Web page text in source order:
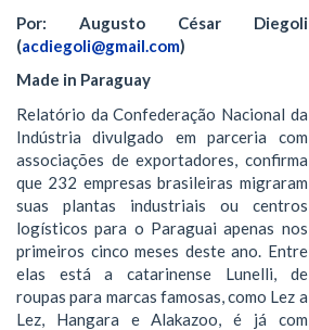
Por: Augusto César Diegoli
(acdiegoli@gmail.com)
Made in Paraguay
Relatório da Confederação Nacional da
Indústria divulgado em parceria com
associações de exportadores, confirma
que 232 empresas brasileiras migraram
suas plantas industriais ou centros
logísticos para o Paraguai apenas nos
primeiros cinco meses deste ano. Entre
elas está a catarinense Lunelli, de
roupas para marcas famosas, como Lez a
Lez, Hangara e Alakazoo, é já com